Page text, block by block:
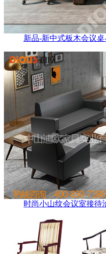
新品-新中式板木会议
时尚小山纹会议室接待